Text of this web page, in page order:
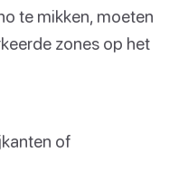
te mikken, moeten
zones op het
of